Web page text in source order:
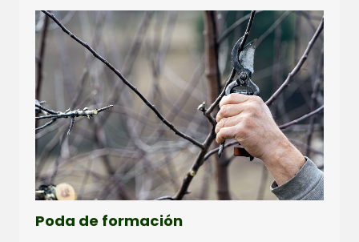
Poda de formación